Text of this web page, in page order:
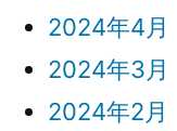
2024年4月
2024年3月
2024年2月